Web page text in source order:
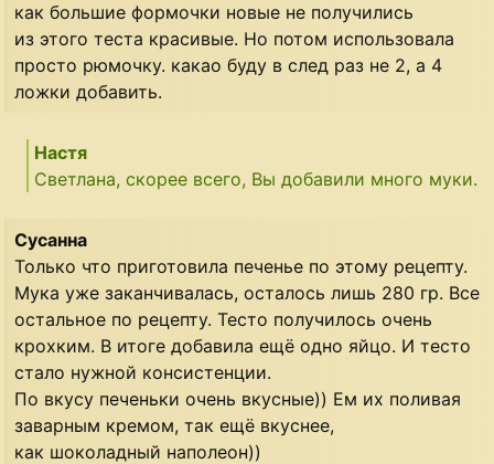
как большие формочки новые не получились
из этого теста красивые. Но потом использовала
просто рюмочку. какао буду в след раз не 2, а 4
ложки добавить.
Настя
Светлана, скорее всего, Вы добавили много муки.
Сусанна
Только что приготовила печенье по этому рецепту.
Мука уже заканчивалась, осталось лишь 280 гр. Все
остальное по рецепту. Тесто получилось очень
крохким. В итоге добавила ещё одно яйцо. И тесто
стало нужной консистенции.
По вкусу печеньки очень вкусные)) Ем их поливая
заварным кремом, так ещё вкуснее,
как шоколадный наполеон))